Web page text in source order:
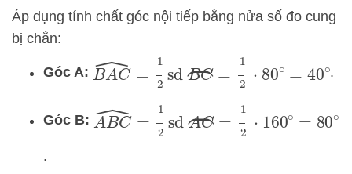
Áp dụng tính chất góc nội tiếp bằng nửa số đo cung
bị chắn:
Góc A: BAC^ 2 sd BC⏜ 1 80∘ 40∘ .
Góc B: ABC^ 2 sd AC⏜ 1 160∘ 80∘
.